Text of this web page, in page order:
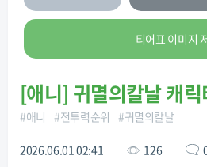
티어표 이미지
[애니] 귀멸의칼날 캐
#애니 #전투력순위 #귀멸의칼날
2026.06.01 02:41 126